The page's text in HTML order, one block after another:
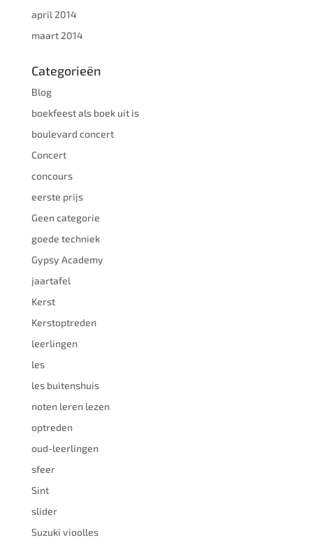
april 2014
maart 2014
Categorieën
Blog
boekfeest als boek uit is
boulevard concert
Concert
concours
eerste prijs
Geen categorie
goede techniek
Gypsy Academy
jaartafel
Kerst
Kerstoptreden
leerlingen
les
les buitenshuis
noten leren lezen
optreden
oud-leerlingen
sfeer
Sint
slider
Suzuki vioolles